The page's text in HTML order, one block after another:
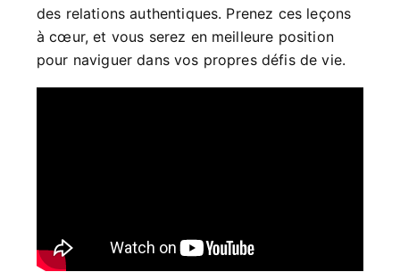
des relations authentiques. Prenez ces leçons
à cœur, et vous serez en meilleure position
pour naviguer dans vos propres défis de vie.